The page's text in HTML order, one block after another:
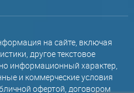
на сайте, включая
другое текстовое
информационный характер,
и коммерческие условия
офертой, договором